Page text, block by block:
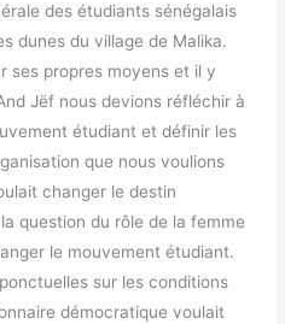
des étudiants sénégalais
dunes du village de Malika.
ses propres moyens et il y
Jëf nous devions réfléchir à
étudiant et définir les
que nous voulions
changer le destin
question du rôle de la femme
le mouvement étudiant.
sur les conditions
démocratique voulait